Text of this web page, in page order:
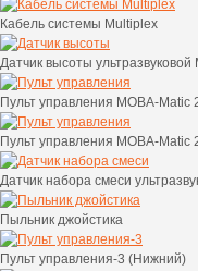
Кабель системы Multiplex
Датчик высоты ультразвуковой
Пульт управления MOBA-Matic
Пульт управления MOBA-Matic
Датчик набора смеси
Пыльник джойстика
Пульт управления-3 (Нижний)